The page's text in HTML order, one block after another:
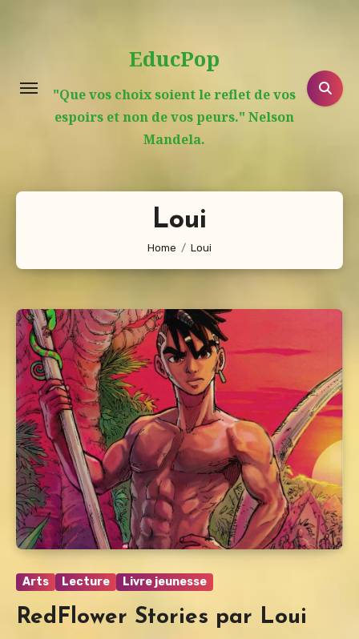
EducPop
"Que vos choix soient le reflet de vos
espoirs et non de vos peurs." Nelson
Mandela.
Loui
Home Loui
Arts Lecture Livre jeunesse
RedFlower Stories par Loui